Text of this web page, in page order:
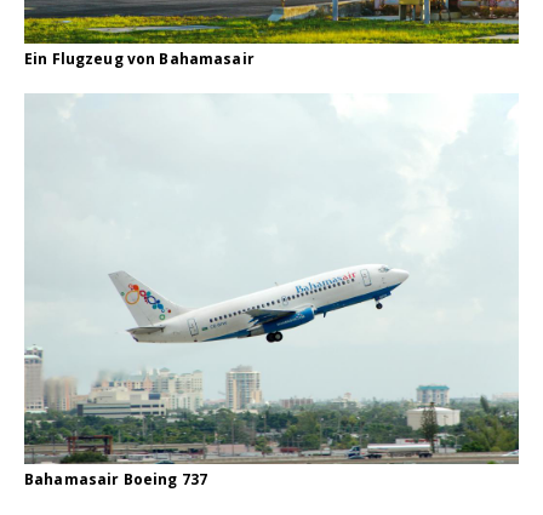
Ein Flugzeug von Bahamasair
Bahamasair Boeing 737